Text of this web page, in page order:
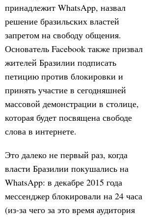
принадлежит WhatsApp, назвал
решение бразильских властей
запретом на свободу общения.
Основатель Facebook также призвал
жителей Бразилии подписать
петицию против блокировки и
принять участие в сегодняшней
массовой демонстрации в столице,
которая будет посвящена свободе
слова в интернете.
Это далеко не первый раз, когда
власти Бразилии покушались на
WhatsApp: в декабре 2015 года
мессенджер блокировали на 24 часа
(из-за чего за это время аудитория